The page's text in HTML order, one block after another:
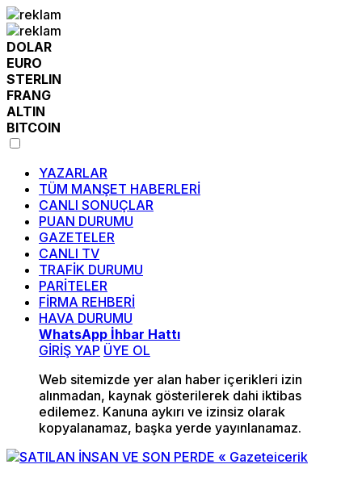
DOLAR
EURO
STERLIN
FRANG
ALTIN
BITCOIN
YAZARLAR
TÜM MANŞET HABERLERİ
CANLI SONUÇLAR
PUAN DURUMU
GAZETELER
CANLI TV
TRAFİK DURUMU
PARİTELER
FİRMA REHBERİ
HAVA DURUMU
WhatsApp İhbar Hattı
GİRİŞ YAP ÜYE OL
Web sitemizde yer alan haber içerikleri izin
alınmadan, kaynak gösterilerek dahi iktibas
edilemez. Kanuna aykırı ve izinsiz olarak
kopyalanamaz, başka yerde yayınlanamaz.